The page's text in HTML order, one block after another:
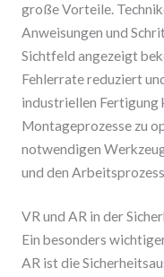
große Vorteile.
Anweisungen und
Sichtfeld angezeigt
Fehlerrate reduziert
industriellen Fertigung
Montageprozesse zu
notwendigen
und den
VR und AR in der
Ein besonders
AR ist die